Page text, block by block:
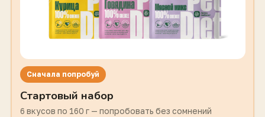
Сначала попробуй
Стартовый набор
6 вкусов по 160 г — попробовать без сомнений